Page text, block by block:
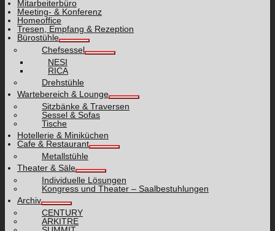
Mitarbeiterbüro
Meeting- & Konferenz
Homeoffice
Tresen, Empfang & Rezeption
Bürostühle
Chefsessel
NESI
RICA
Drehstühle
Wartebereich & Lounge
Sitzbänke & Traversen
Sessel & Sofas
Tische
Hotellerie & Miniküchen
Cafe & Restaurant
Metallstühle
Theater & Säle
Individuelle Lösungen
Kongress und Theater – Saalbestuhlungen
Archiv
CENTURY
ARKITRE